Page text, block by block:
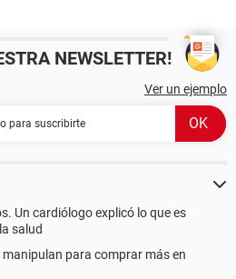
NEWSLETTER!
Ver un ejemplo
Un cardiólogo explicó lo que es
salud
manipulan para comprar más en